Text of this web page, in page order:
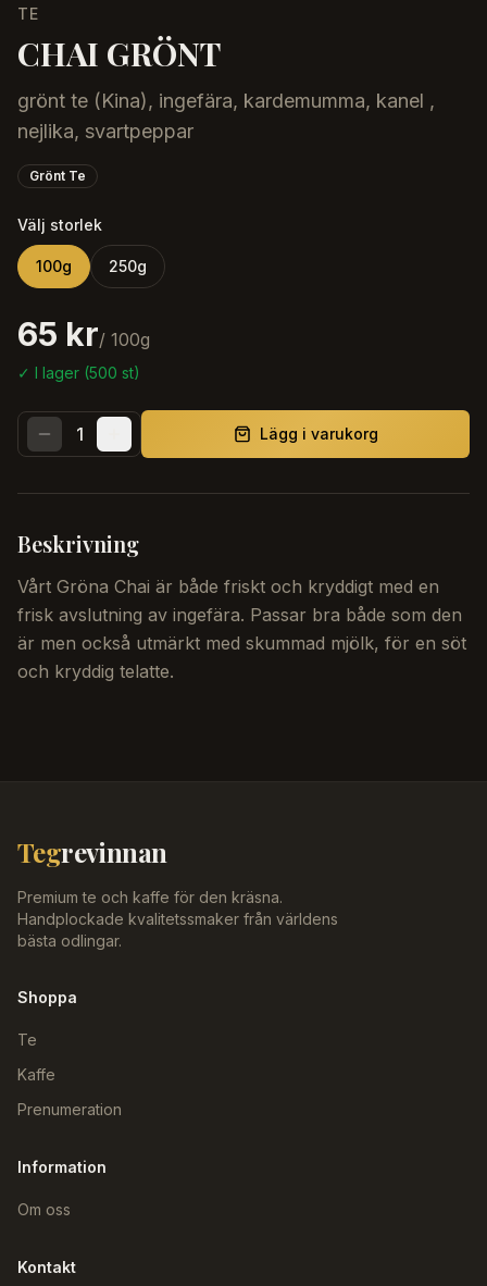
TE
CHAI GRÖNT
grönt te (Kina), ingefära, kardemumma, kanel ,
nejlika, svartpeppar
Grönt Te
Välj storlek
100g 250g
65 kr/ 100g
✓ I lager (500 st)
1 Lägg i varukorg
Beskrivning
Vårt Gröna Chai är både friskt och kryddigt med en
frisk avslutning av ingefära. Passar bra både som den
är men också utmärkt med skummad mjölk, för en söt
och kryddig telatte.
Tegrevinnan
Premium te och kaffe för den kräsna.
Handplockade kvalitetssmaker från världens
bästa odlingar.
Shoppa
Te
Kaffe
Prenumeration
Information
Om oss
Kontakt